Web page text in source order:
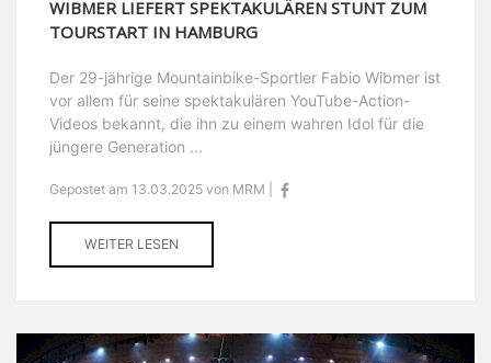
WIBMER LIEFERT SPEKTAKULÄREN STUNT ZUM
TOURSTART IN HAMBURG
Der 29-jährige Mountainbike-Sportler Fabio Wibmer ist
vor allem für seine spektakulären YouTube-Action-
Videos bekannt, die ihn zu einem wahren Idol für die
jüngere Generation ...
Gepostet am 13.03.2025 von MRM |
WEITER LESEN